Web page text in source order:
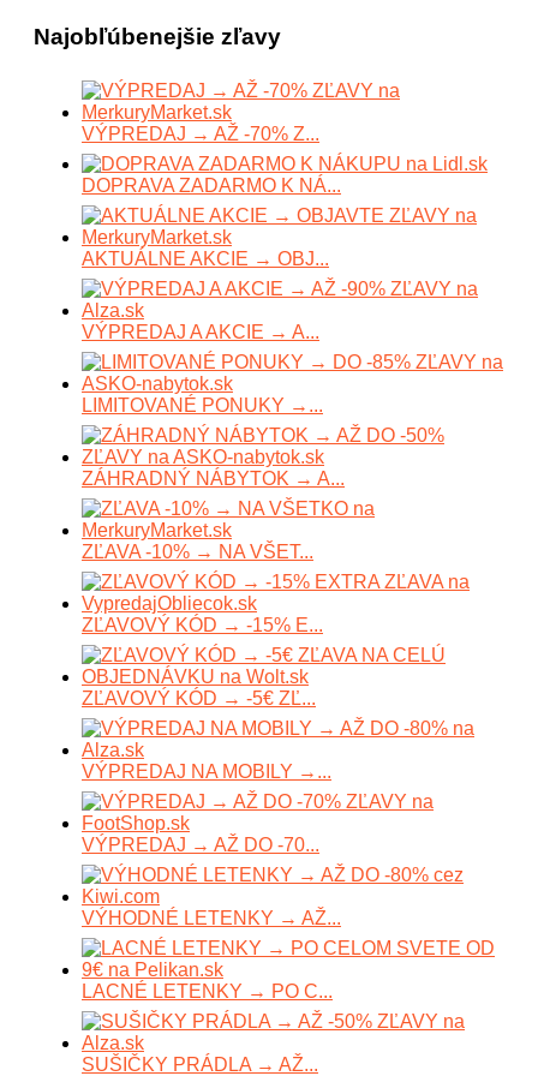
Najobľúbenejšie zľavy
VÝPREDAJ → AŽ -70% Z...
DOPRAVA ZADARMO K NÁ...
AKTUÁLNE AKCIE → OBJ...
VÝPREDAJ A AKCIE → A...
LIMITOVANÉ PONUKY →...
ZÁHRADNÝ NÁBYTOK → A...
ZĽAVA -10% → NA VŠET...
ZĽAVOVÝ KÓD → -15% E...
ZĽAVOVÝ KÓD → -5€ ZĽ...
VÝPREDAJ NA MOBILY →...
VÝPREDAJ → AŽ DO -70...
VÝHODNÉ LETENKY → AŽ...
LACNÉ LETENKY → PO C...
SUŠIČKY PRÁDLA → AŽ...